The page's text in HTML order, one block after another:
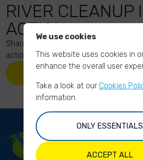
RIVER CLEANUP
ACTION
Share your action photos here and
action too!
UPLOAD YOUR
We use cookies
This website uses cookies in
enhance the overall user
Take a look at our Cookies
information.
ONLY ESSENTIALS
ACCEPT ALL